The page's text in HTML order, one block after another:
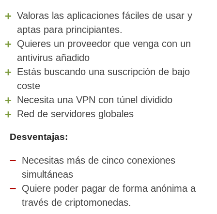
Valoras las aplicaciones fáciles de usar y
aptas para principiantes.
Quieres un proveedor que venga con un
antivirus añadido
Estás buscando una suscripción de bajo
coste
Necesita una VPN con túnel dividido
Red de servidores globales
Desventajas:
Necesitas más de cinco conexiones
simultáneas
Quiere poder pagar de forma anónima a
través de criptomonedas.